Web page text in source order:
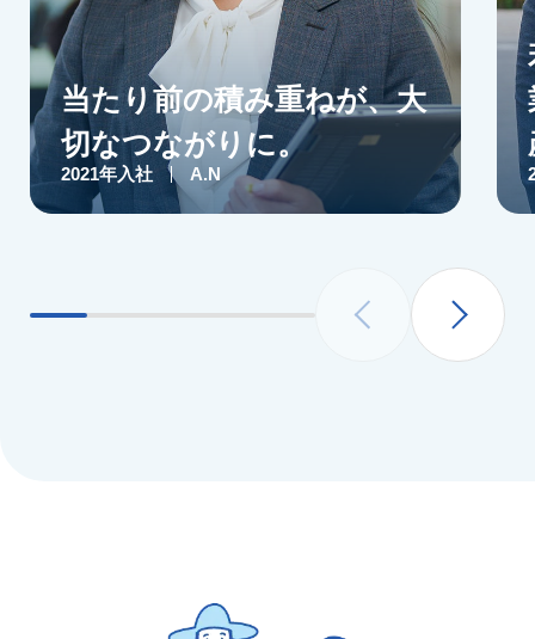
当たり前の積み重ねが、大
切なつながりに。
2021年入社 A.N